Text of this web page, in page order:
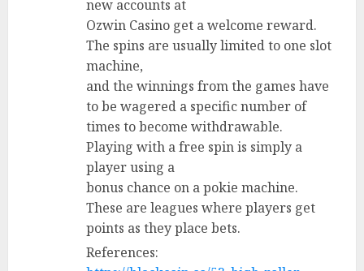
new accounts at
Ozwin Casino get a welcome reward.
The spins are usually limited to one slot
machine,
and the winnings from the games have
to be wagered a specific number of
times to become withdrawable.
Playing with a free spin is simply a
player using a
bonus chance on a pokie machine.
These are leagues where players get
points as they place bets.
References: